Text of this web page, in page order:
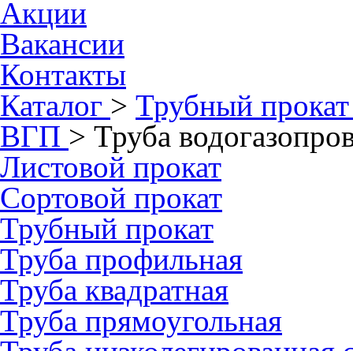
Акции
Вакансии
Контакты
Каталог > Трубный прокат
ВГП > Труба
Листовой прокат
Сортовой прокат
Трубный прокат
Труба профильная
Труба квадратная
Труба прямоугольная